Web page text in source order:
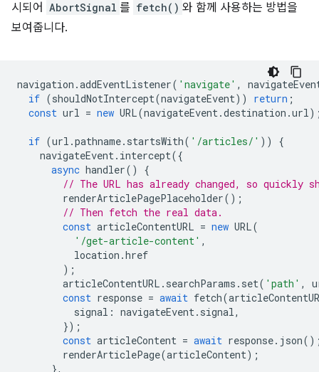
시되어 AbortSignal 를 fetch() 와 함께 사용하는 방법을
보여줍니다.
navigation .addEventListener( 'navigate' ,
if (shouldNotIntercept(navigateEvent)) return ;
const url = new URL(navigateEvent.destination .url
if (url .pathname. startsWith( '/articles/' ))
{
navigateEvent. intercept({
async handler()
{
// The URL has already changed, so quickly
renderArticlePagePlaceholder();
// Then fetch the real data.
const articleContentURL = new URL(
'/get-article-content' ,
location .href
);
articleContentURL . searchParams . set( 'path' ,
const response = await fetch(
signal : navigateEvent. signal,
});
const articleContent = await response. json
renderArticlePage(articleContent);
},